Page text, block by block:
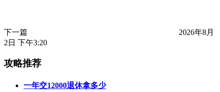
下一篇
2026年8月
2日 下午3:20
攻略推荐
一年交12000退休拿多少